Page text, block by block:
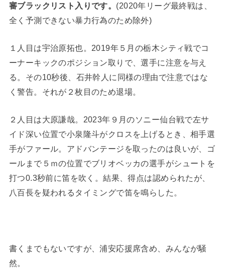
審ブラックリスト入りです。 (2020年リーグ最終戦は、
全く予測できない暴力行為のため除外)
１人目は宇治原拓也。2019年５月の栃木シティ戦でコ
ーナーキックのポジション取りで、選手に注意を与え
る。その10秒後、石井幹人に同様の理由で注意ではな
く警告。それが２枚目のため退場。
２人目は大原謙哉。2023年９月のソニー仙台戦で左サ
イド深い位置で小泉隆斗がクロスを上げるとき、相手選
手がファール。アドバンテージを取ったのは良いが、ゴ
ールまで５ｍの位置でブリオベッカの選手がシュートを
打つ0.3秒前に笛を吹く。結果、得点は認められたが、
八百長を疑われるタイミングで笛を鳴らした。
書くまでもないですが、浦安応援席含め、みんなが騒
然。